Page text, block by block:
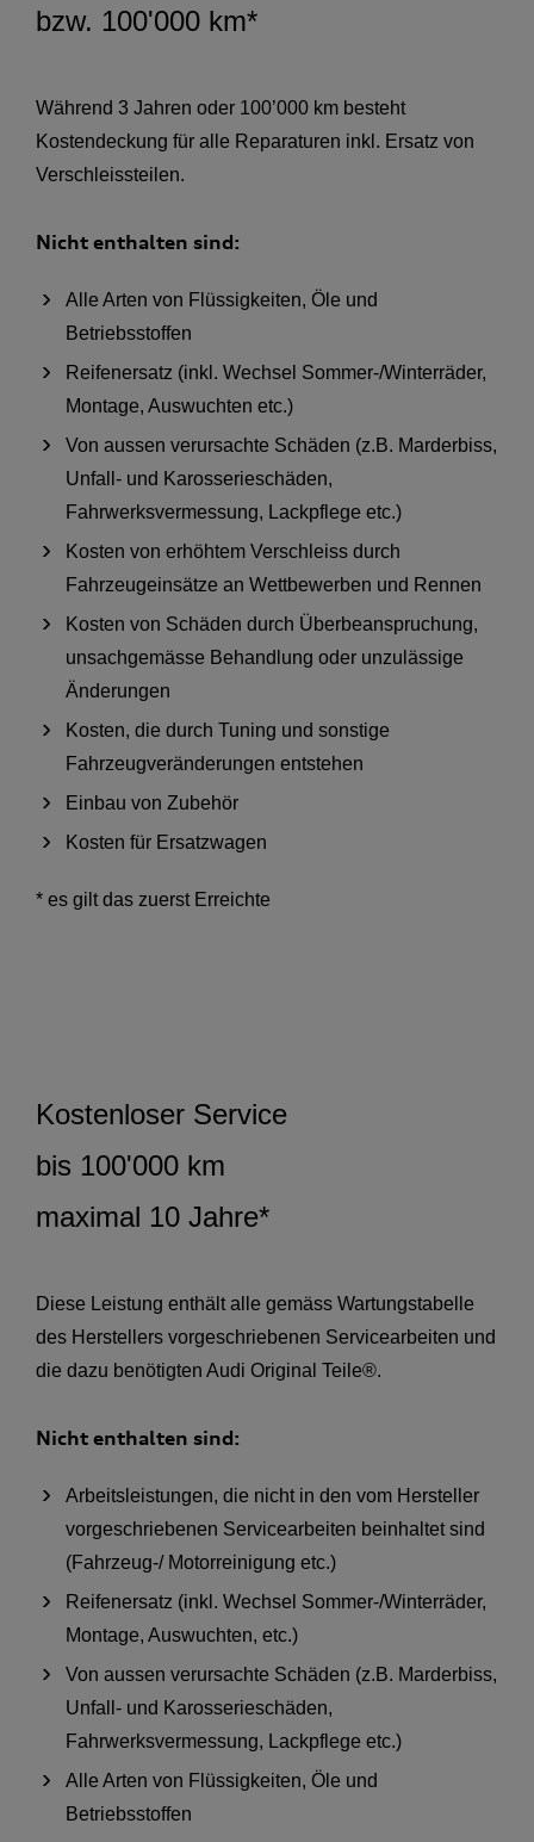
bzw. 100'000 km*
Während 3 Jahren oder 100’000 km besteht
Kostendeckung für alle Reparaturen inkl. Ersatz von
Verschleissteilen.
Nicht enthalten sind:
Alle Arten von Flüssigkeiten, Öle und
Betriebsstoffen
Reifenersatz (inkl. Wechsel Sommer-/Winterräder,
Montage, Auswuchten etc.)
Von aussen verursachte Schäden (z.B. Marderbiss,
Unfall- und Karosserieschäden,
Fahrwerksvermessung, Lackpflege etc.)
Kosten von erhöhtem Verschleiss durch
Fahrzeugeinsätze an Wettbewerben und Rennen
Kosten von Schäden durch Überbeanspruchung,
unsachgemässe Behandlung oder unzulässige
Änderungen
Kosten, die durch Tuning und sonstige
Fahrzeugveränderungen entstehen
Einbau von Zubehör
Kosten für Ersatzwagen
* es gilt das zuerst Erreichte
Kostenloser Service
bis 100'000 km
maximal 10 Jahre*
Diese Leistung enthält alle gemäss Wartungstabelle
des Herstellers vorgeschriebenen Servicearbeiten und
die dazu benötigten Audi Original Teile®.
Nicht enthalten sind:
Arbeitsleistungen, die nicht in den vom Hersteller
vorgeschriebenen Servicearbeiten beinhaltet sind
(Fahrzeug-/ Motorreinigung etc.)
Reifenersatz (inkl. Wechsel Sommer-/Winterräder,
Montage, Auswuchten, etc.)
Von aussen verursachte Schäden (z.B. Marderbiss,
Unfall- und Karosserieschäden,
Fahrwerksvermessung, Lackpflege etc.)
Alle Arten von Flüssigkeiten, Öle und
Betriebsstoffen